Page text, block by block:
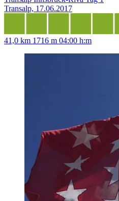
Transalp, 17.06.2017
41,0 km 1716 m 04:00 h:m